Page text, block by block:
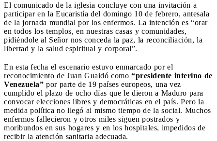
El comunicado de la iglesia concluye con una invitación a
participar en la Eucaristía del domingo 10 de febrero, antesala
de la jornada mundial por los enfermos. La intención es “orar
en todos los templos, en nuestras casas y comunidades,
pidiéndole al Señor nos conceda la paz, la reconciliación, la
libertad y la salud espiritual y corporal”.
En esta fecha el escenario estuvo enmarcado por el
reconocimiento de Juan Guaidó como “presidente interino de
Venezuela” por parte de 19 países europeos, una vez
cumplido el plazo de ocho días que le dieron a Maduro para
convocar elecciones libres y democráticas en el país. Pero la
medida política no llegó al mismo tiempo de la social. Muchos
enfermos fallecieron y otros miles siguen postrados y
moribundos en sus hogares y en los hospitales, impedidos de
recibir la atención sanitaria adecuada.